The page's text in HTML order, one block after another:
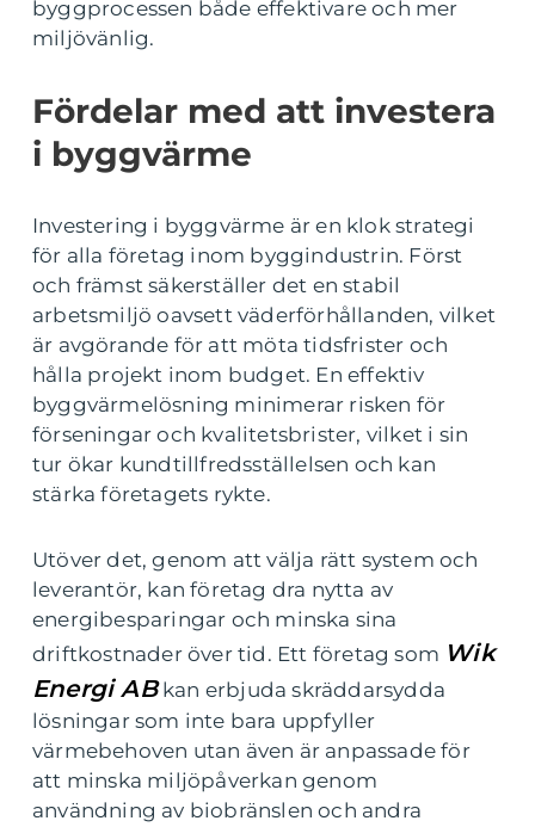
byggprocessen både effektivare och mer
miljövänlig.
Fördelar med att investera
i byggvärme
Investering i byggvärme är en klok strategi
för alla företag inom byggindustrin. Först
och främst säkerställer det en stabil
arbetsmiljö oavsett väderförhållanden, vilket
är avgörande för att möta tidsfrister och
hålla projekt inom budget. En effektiv
byggvärmelösning minimerar risken för
förseningar och kvalitetsbrister, vilket i sin
tur ökar kundtillfredsställelsen och kan
stärka företagets rykte.
Utöver det, genom att välja rätt system och
leverantör, kan företag dra nytta av
energibesparingar och minska sina
driftkostnader över tid. Ett företag som Wik
Energi ABkan erbjuda skräddarsydda
lösningar som inte bara uppfyller
värmebehoven utan även är anpassade för
att minska miljöpåverkan genom
användning av biobränslen och andra